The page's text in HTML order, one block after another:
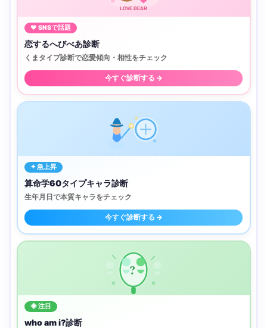
LOVE BEAR
♥ SNSで話題
恋するへびべあ診断
くまタイプ診断で恋愛傾向・相性をチェック
今すぐ診断する →
✦ 急上昇
算命学60タイプキャラ診断
生年月日で本質キャラをチェック
今すぐ診断する →
?
◈ 注目
who am i?診断